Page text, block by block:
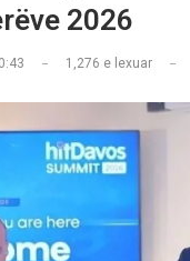
2026
1,276 e lexuar